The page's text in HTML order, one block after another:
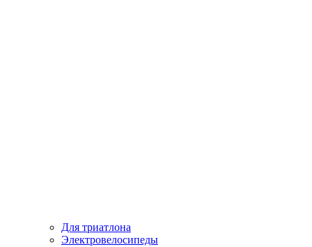
Для триатлона
Электровелосипеды